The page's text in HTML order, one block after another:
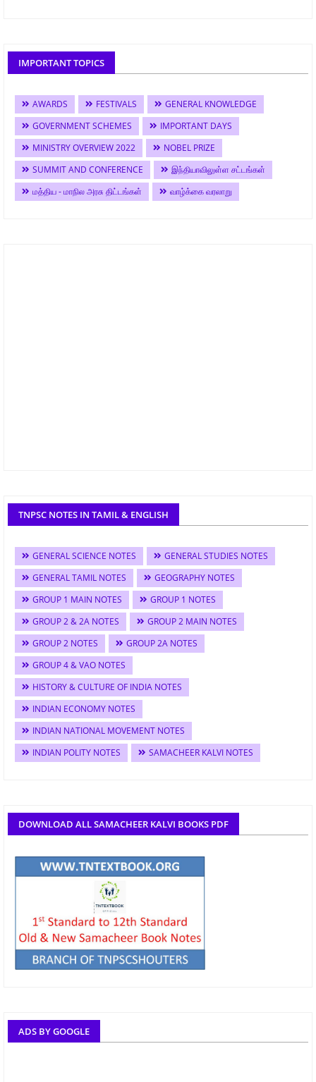
IMPORTANT TOPICS
AWARDS FESTIVALS
GENERAL KNOWLEDGE
GOVERNMENT SCHEMES
IMPORTANT DAYS
MINISTRY OVERVIEW 2022
NOBEL PRIZE
SUMMIT AND CONFERENCE
இந்தியாவிலுள்ள சட்டங்கள்
மத்திய - மாநில அரசு திட்டங்கள்
வாழ்க்கை வரலாறு
TNPSC NOTES IN TAMIL & ENGLISH
GENERAL SCIENCE NOTES
GENERAL STUDIES NOTES
GENERAL TAMIL NOTES
GEOGRAPHY NOTES
GROUP 1 MAIN NOTES
GROUP 1 NOTES
GROUP 2 & 2A NOTES
GROUP 2 MAIN NOTES
GROUP 2 NOTES
GROUP 2A NOTES
GROUP 4 & VAO NOTES
HISTORY & CULTURE OF INDIA NOTES
INDIAN ECONOMY NOTES
INDIAN NATIONAL MOVEMENT NOTES
INDIAN POLITY NOTES
SAMACHEER KALVI NOTES
DOWNLOAD ALL SAMACHEER KALVI BOOKS PDF
ADS BY GOOGLE